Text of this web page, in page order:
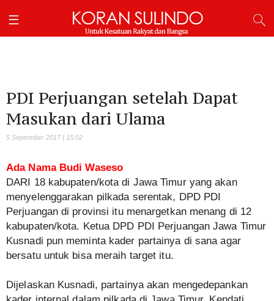
PDI Perjuangan setelah Dapat
Masukan dari Ulama
5 September 2017 | 15:02
Ada Nama Budi Waseso
DARI 18 kabupaten/kota di Jawa Timur yang akan
menyelenggarakan pilkada serentak, DPD PDI
Perjuangan di provinsi itu menargetkan menang di 12
kabupaten/kota. Ketua DPD PDI Perjuangan Jawa Timur
Kusnadi pun meminta kader partainya di sana agar
bersatu untuk bisa meraih target itu.
Dijelaskan Kusnadi, partainya akan mengedepankan